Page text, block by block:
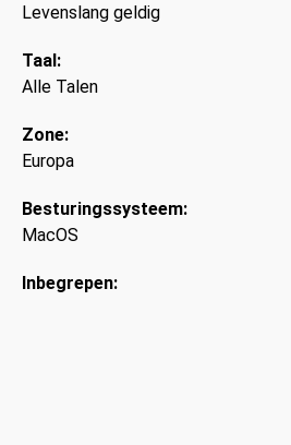
Levenslang geldig
Taal:
Alle Talen
Zone:
Europa
Besturingssysteem:
MacOS
Inbegrepen: